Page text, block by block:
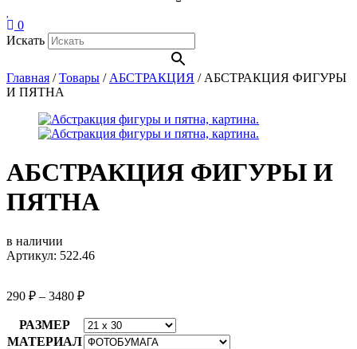
0
Искать
Главная /Товары / АБСТРАКЦИЯ / АБСТРАКЦИЯ ФИГУРЫ
И ПЯТНА
АБСТРАКЦИЯ ФИГУРЫ И
ПЯТНА
в наличии
Артикул: 522.46
290 ₽ – 3480 ₽
РАЗМЕР
МАТЕРИАЛ